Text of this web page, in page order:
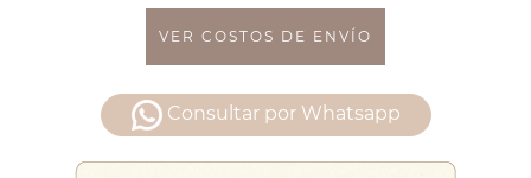
VER COSTOS DE ENVÍO
Consultar por Whatsapp